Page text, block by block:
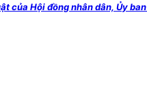
của Hội đồng nhân dân, Ủy